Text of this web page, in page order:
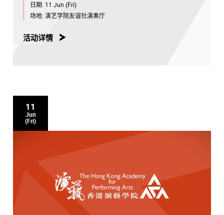
日期: 11 Jun (Fri)
场地: 演艺学院友谊社演奏厅
活动详情
11
Jun
(Fri)